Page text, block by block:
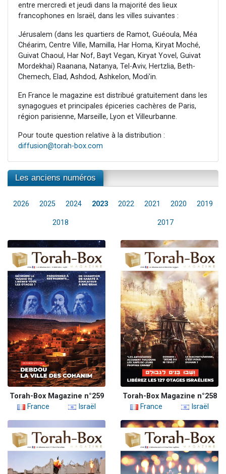
entre mercredi et jeudi dans la majorité des lieux
francophones en Israël, dans les villes suivantes :
Jérusalem (dans les quartiers de Ramot, Guéoula, Méa
Chéarim, Centre Ville, Mamilla, Har Homa, Kiryat Moché,
Guivat Chaoul, Har Nof, Bayt Vegan, Kiryat Yovel, Guivat
Mordekhai) Raanana, Natanya, Tel-Aviv, Hertzlia, Beth-
Chemech, Elad, Ashdod, Ashkelon, Modi'in.
En France le magazine est distribué gratuitement dans les
synagogues et principales épiceries cachères de Paris,
région parisienne, Marseille, Lyon et Villeurbanne.
Pour toute question relative à la distribution :
diffusion@torah-box.com
Les anciens numéros
2026 2025 2024 2023 2022 2021 2020 2019
2018 2017
Torah-Box Magazine n°259
France
Israël
Torah-Box Magazine n°258
France
Israël